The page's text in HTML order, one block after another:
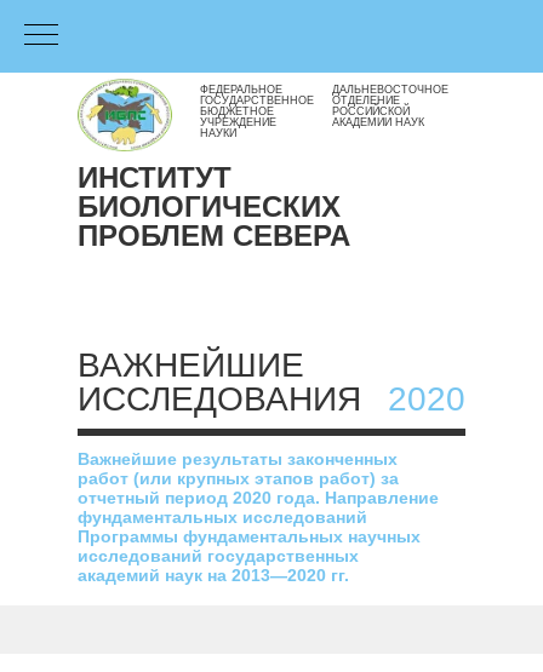
ИНСТИТУТ
БИОЛОГИЧЕСКИХ
ПРОБЛЕМ СЕВЕРА
ФЕДЕРАЛЬНОЕ
ГОСУДАРСТВЕННОЕ
БЮДЖЕТНОЕ
УЧРЕЖДЕНИЕ
НАУКИ
ДАЛЬНЕВОСТОЧНОЕ
ОТДЕЛЕНИЕ
РОССИЙСКОЙ
АКАДЕМИИ НАУК
ВАЖНЕЙШИЕ
ИССЛЕДОВАНИЯ
2020
Важнейшие результаты законченных
работ (или крупных этапов работ) за
отчетный период 2020 года. Направление
фундаментальных исследований
Программы фундаментальных научных
исследований государственных
академий наук на 2013—2020 гг.